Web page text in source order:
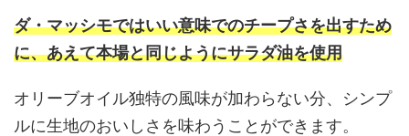
ダ・マッシモではいい意味でのチープさを出すため
に、あえて本場と同じようにサラダ油を使用
オリーブオイル独特の風味が加わらない分、シンプ
ルに生地のおいしさを味わうことができます。